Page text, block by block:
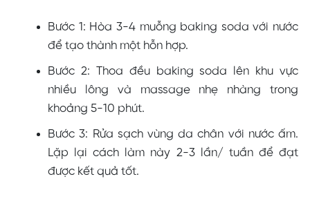
Bước 1: Hòa 3-4 muỗng baking soda với nước
để tạo thành một hỗn hợp.
Bước 2: Thoa đều baking soda lên khu vực
nhiều lông và massage nhẹ nhàng trong
khoảng 5-10 phút.
Bước 3: Rửa sạch vùng da chân với nước ấm.
Lặp lại cách làm này 2-3 lần/ tuần để đạt
được kết quả tốt.